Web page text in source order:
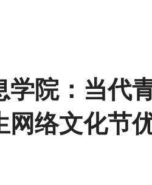
学院：当代
网络文化节